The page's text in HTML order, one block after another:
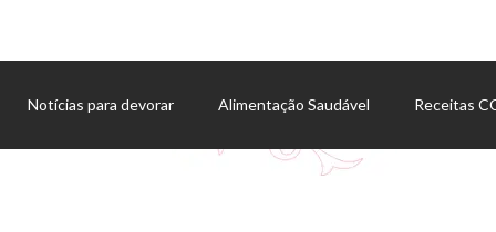
Notícias para devorar Alimentação Saudável Receitas